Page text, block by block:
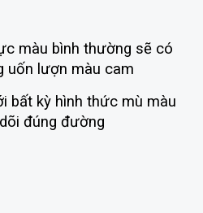
màu bình thường sẽ có
uốn lượn màu cam
bất kỳ hình thức mù màu
đúng đường